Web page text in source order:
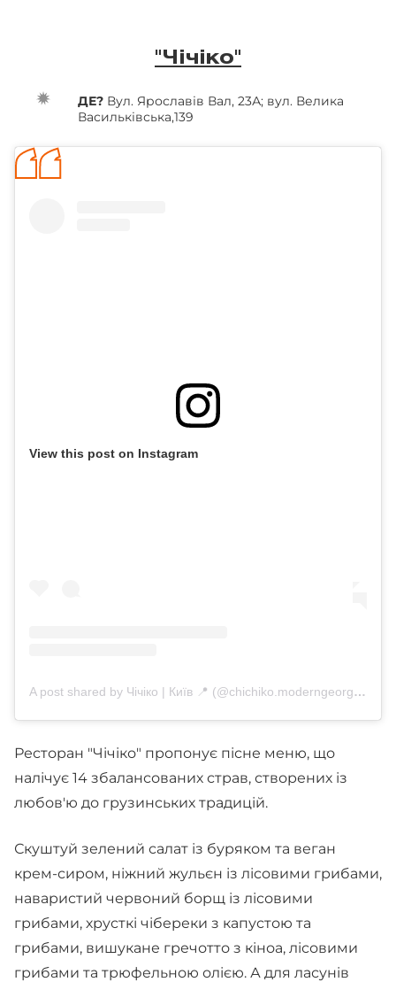
"Чічіко"
ДЕ? Вул. Ярославів Вал, 23А; вул. Велика
Васильківська,139
View this post on Instagram
A post shared by Чічіко | Київ 📍 (@chichiko.moderngeorgian)
Ресторан "Чічіко" пропонує пісне меню, що
налічує 14 збалансованих страв, створених із
любов'ю до грузинських традицій.
Скуштуй зелений салат із буряком та веган
крем-сиром, ніжний жульєн із лісовими грибами,
наваристий червоний борщ із лісовими
грибами, хрусткі чібереки з капустою та
грибами, вишукане гречотто з кіноа, лісовими
грибами та трюфельною олією. А для ласунів